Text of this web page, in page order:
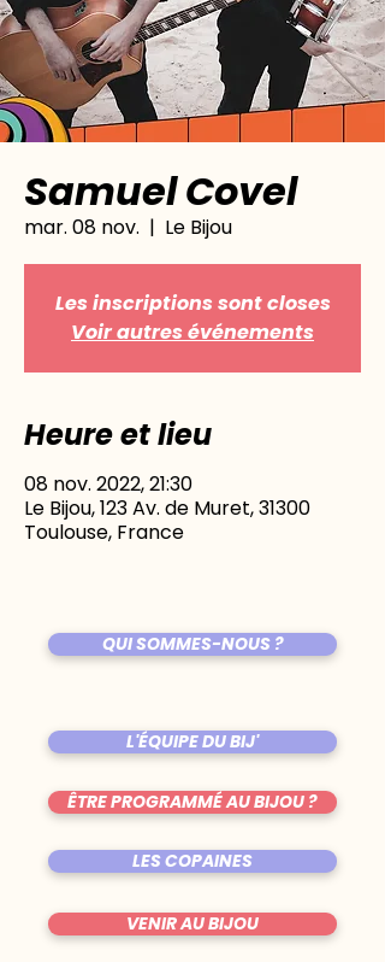
Samuel Covel
mar. 08 nov.
  |
Le Bijou
Les inscriptions sont closes
Voir autres événements
Heure et lieu
08 nov. 2022, 21:30
Le Bijou, 123 Av. de Muret, 31300
Toulouse, France
QUI SOMMES-NOUS ?
L'ÉQUIPE DU BIJ'
ÊTRE PROGRAMMÉ AU BIJOU ?
LES COPAINES
VENIR AU BIJOU